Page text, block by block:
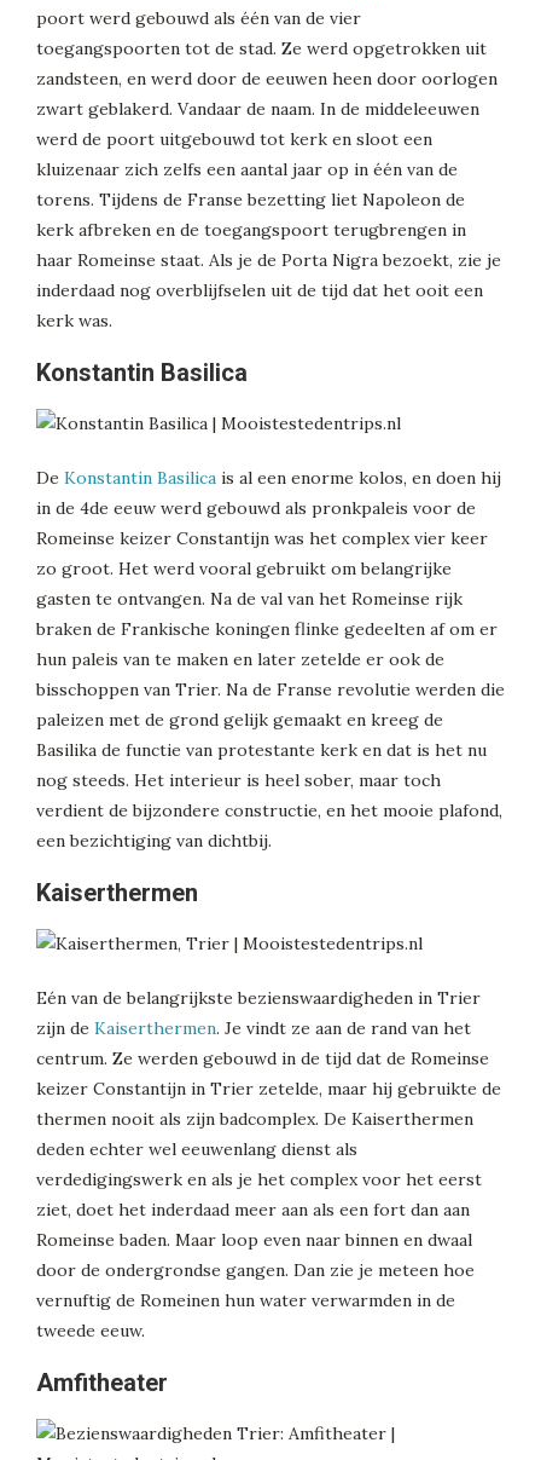
poort werd gebouwd als één van de vier
toegangspoorten tot de stad. Ze werd opgetrokken uit
zandsteen, en werd door de eeuwen heen door oorlogen
zwart geblakerd. Vandaar de naam. In de middeleeuwen
werd de poort uitgebouwd tot kerk en sloot een
kluizenaar zich zelfs een aantal jaar op in één van de
torens. Tijdens de Franse bezetting liet Napoleon de
kerk afbreken en de toegangspoort terugbrengen in
haar Romeinse staat. Als je de Porta Nigra bezoekt, zie je
inderdaad nog overblijfselen uit de tijd dat het ooit een
kerk was.
Konstantin Basilica
De Konstantin Basilica is al een enorme kolos, en doen hij
in de 4de eeuw werd gebouwd als pronkpaleis voor de
Romeinse keizer Constantijn was het complex vier keer
zo groot. Het werd vooral gebruikt om belangrijke
gasten te ontvangen. Na de val van het Romeinse rijk
braken de Frankische koningen flinke gedeelten af om er
hun paleis van te maken en later zetelde er ook de
bisschoppen van Trier. Na de Franse revolutie werden die
paleizen met de grond gelijk gemaakt en kreeg de
Basilika de functie van protestante kerk en dat is het nu
nog steeds. Het interieur is heel sober, maar toch
verdient de bijzondere constructie, en het mooie plafond,
een bezichtiging van dichtbij.
Kaiserthermen
Eén van de belangrijkste bezienswaardigheden in Trier
zijn de Kaiserthermen. Je vindt ze aan de rand van het
centrum. Ze werden gebouwd in de tijd dat de Romeinse
keizer Constantijn in Trier zetelde, maar hij gebruikte de
thermen nooit als zijn badcomplex. De Kaiserthermen
deden echter wel eeuwenlang dienst als
verdedigingswerk en als je het complex voor het eerst
ziet, doet het inderdaad meer aan als een fort dan aan
Romeinse baden. Maar loop even naar binnen en dwaal
door de ondergrondse gangen. Dan zie je meteen hoe
vernuftig de Romeinen hun water verwarmden in de
tweede eeuw.
Amfitheater